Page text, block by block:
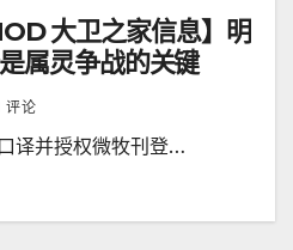
大卫之家信息】明
属灵争战的关键
评论
译并授权微牧刊登…